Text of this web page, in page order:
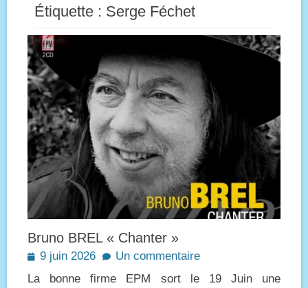
Étiquette : Serge Féchet
Bruno BREL « Chanter »
Posted
9 juin 2026
Un commentaire
La bonne firme EPM sort le 19 Juin une